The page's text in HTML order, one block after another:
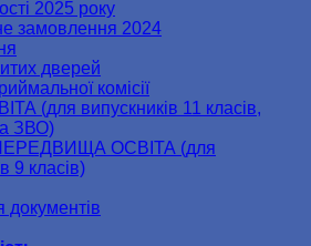
2025 року
замовлення 2024
дверей
комісії
(для випускників 11 класів,
ЗВО)
ОСВІТА (для
9 класів)